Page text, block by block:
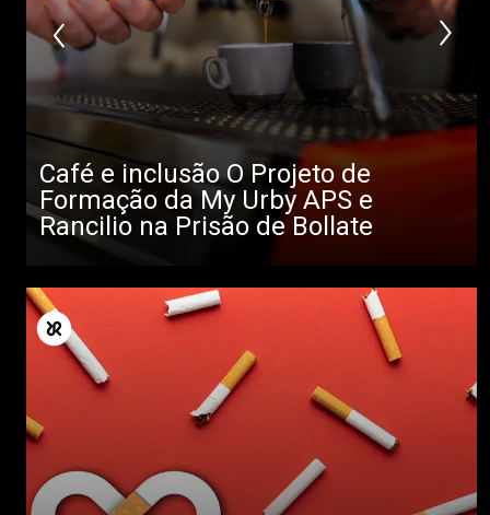
Café e inclusão O Projeto de
Formação da My Urby APS e
Rancilio na Prisão de Bollate